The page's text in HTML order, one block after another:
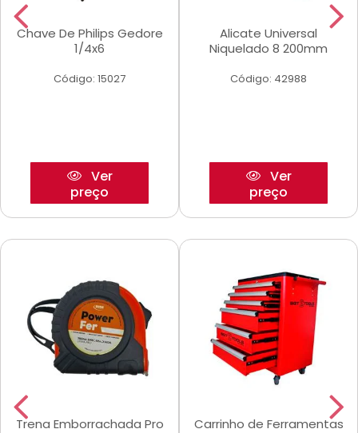
Chave De Philips Gedore
1/4x6
Código: 15027
Ver
preço
Alicate Universal
Niquelado 8 200mm
Código: 42988
Ver
preço
Trena Emborrachada Pro
Carrinho de Ferramentas